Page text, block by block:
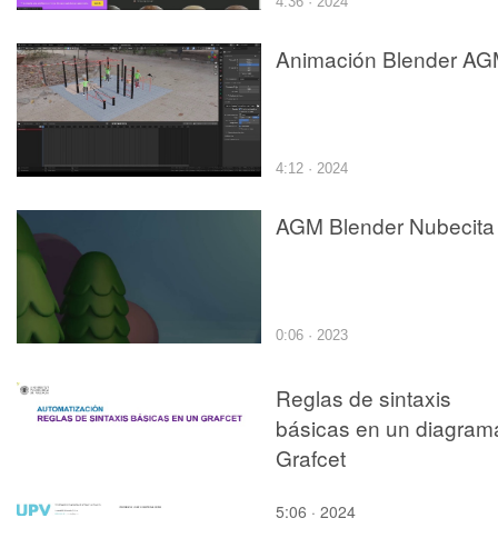
Animación Blender
4:12 · 2024
AGM Blender Nubecita
0:06 · 2023
Reglas de sintaxis
básicas en un
Grafcet
5:06 · 2024